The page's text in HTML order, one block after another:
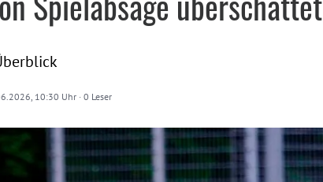
10:30 Uhr · 0 Leser